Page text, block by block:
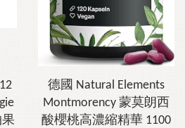
果
德國 Natural Elements
Montmorency 蒙莫朗西
酸櫻桃高濃縮精華 1100